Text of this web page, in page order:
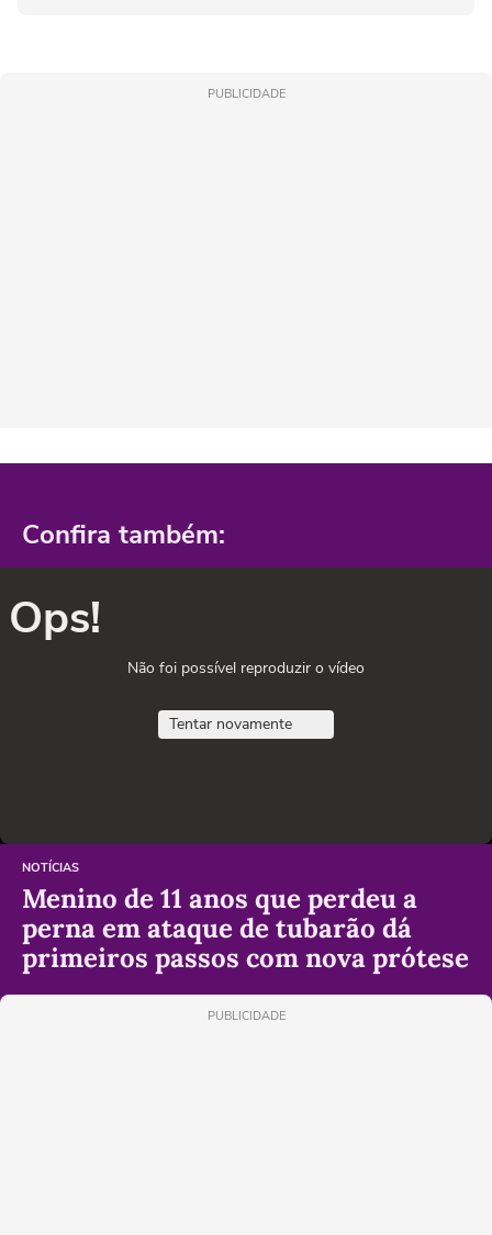
PUBLICIDADE
Confira também:
Ops!
Não foi possível reproduzir o vídeo
Tentar novamente
NOTÍCIAS
Menino de 11 anos que perdeu a
perna em ataque de tubarão dá
primeiros passos com nova prótese
PUBLICIDADE